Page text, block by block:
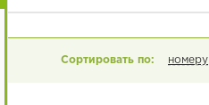
номеру